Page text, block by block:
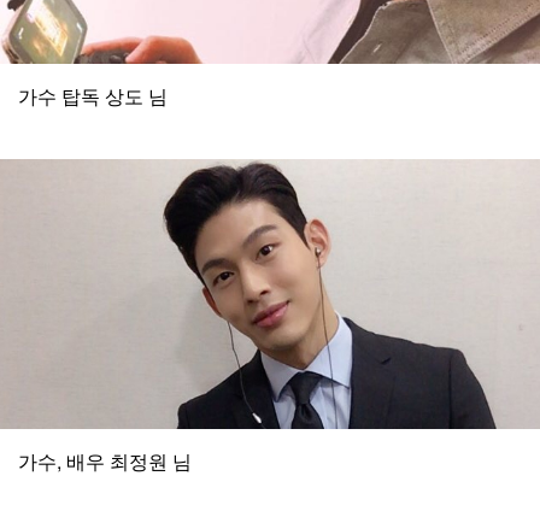
가수 탑독 상도 님
가수, 배우 최정원 님